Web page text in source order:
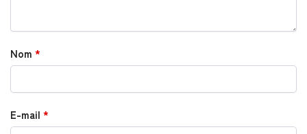
Nom *
E-mail *